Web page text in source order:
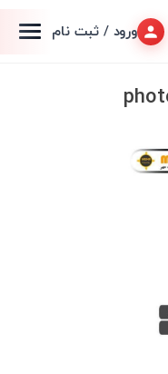
ورود / ثبت نام